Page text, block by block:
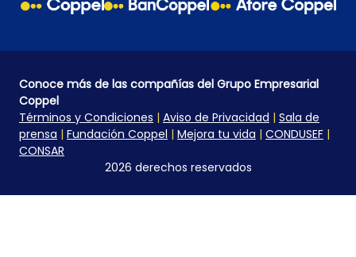
Conoce más de las compañías del Grupo Empresarial
Coppel
Términos y Condiciones | Aviso de Privacidad | Sala de
prensa | Fundación Coppel | Mejora tu vida | CONDUSEF |
CONSAR
2026 derechos reservados